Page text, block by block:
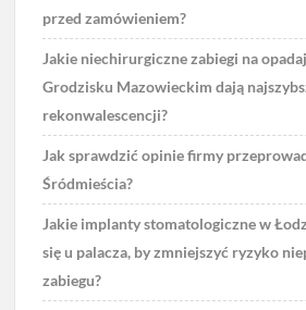
przed zamówieniem?
Jakie niechirurgiczne zabiegi na
Grodzisku Mazowieckim dają
rekonwalescencji?
Jak sprawdzić opinie firmy
Śródmieścia?
Jakie implanty stomatologiczne w
się u palacza, by zmniejszyć ryzyko
zabiegu?